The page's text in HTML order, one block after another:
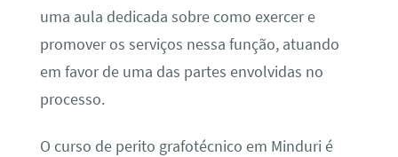
uma aula dedicada sobre como exercer e
promover os serviços nessa função, atuando
em favor de uma das partes envolvidas no
processo.
O curso de perito grafotécnico em Minduri é